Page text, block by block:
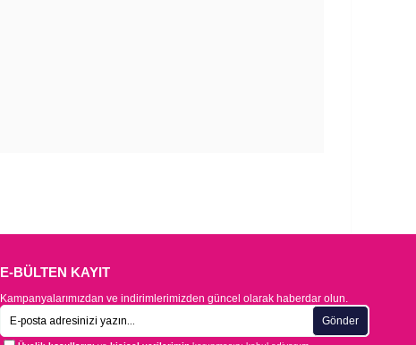
E-BÜLTEN KAYIT
Kampanyalarımızdan ve indirimlerimizden güncel olarak haberdar olun.
Gönder